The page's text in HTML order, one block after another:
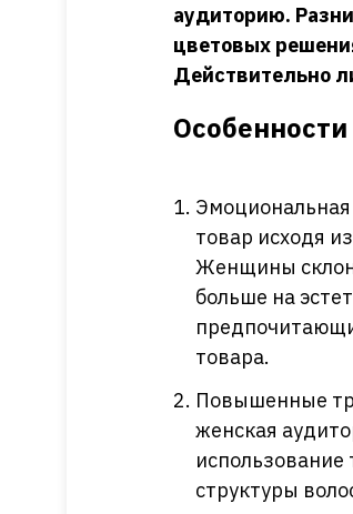
аудиторию.
цветовых
Действительно
товар исходя
Женщины
больше на
товара.
Повышенные
женская
использование
структуры